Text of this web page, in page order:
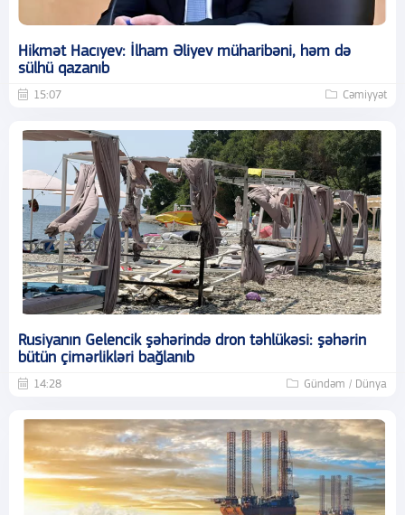
Hikmət Hacıyev: İlham Əliyev müharibəni, həm də
sülhü qazanıb
15:07 Cəmiyyət
Rusiyanın Gelencik şəhərində dron təhlükəsi: şəhərin
bütün çimərlikləri bağlanıb
14:28 Gündəm / Dünya